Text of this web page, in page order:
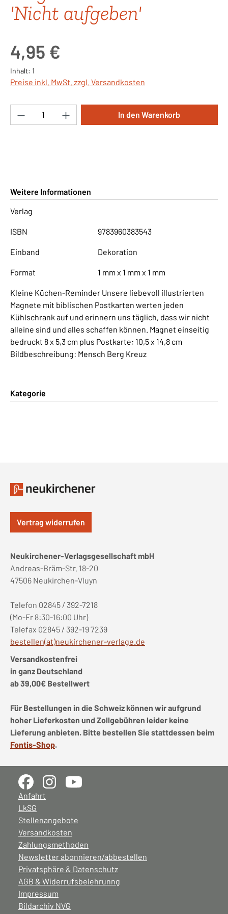
'Nicht aufgeben'
4,95 €
Inhalt: 1
Preise inkl. MwSt. zzgl. Versandkosten
Produkt Anzahl: Gib den gewünschten
In den Warenkorb
Weitere Informationen
Verlag
ISBN 9783960383543
Einband Dekoration
Format 1 mm x 1 mm x 1 mm
Kleine Küchen-Reminder Unsere liebevoll illustrierten
Magnete mit biblischen Postkarten werten jeden
Kühlschrank auf und erinnern uns täglich, dass wir nicht
alleine sind und alles schaffen können. Magnet einseitig
bedruckt 8 x 5,3 cm plus Postkarte: 10,5 x 14,8 cm
Bildbeschreibung: Mensch Berg Kreuz
Kategorie
Vertrag widerrufen
Neukirchener-Verlagsgesellschaft mbH
Andreas-Bräm-Str. 18-20
47506 Neukirchen-Vluyn
Telefon 02845 / 392-7218
(Mo-Fr 8:30-16:00 Uhr)
Telefax 02845 / 392-19 7239
bestellen(at)neukirchener-verlage.de
Versandkostenfrei
in ganz Deutschland
ab 39,00€ Bestellwert
Für Bestellungen in die Schweiz können wir aufgrund
hoher Lieferkosten und Zollgebühren leider keine
Lieferung anbieten. Bitte bestellen Sie stattdessen beim
Fontis-Shop.
Anfahrt
LkSG
Stellenangebote
Versandkosten
Zahlungsmethoden
Newsletter abonnieren/abbestellen
Privatsphäre & Datenschutz
AGB & Widerrufsbelehrunng
Impressum
Bildarchiv NVG